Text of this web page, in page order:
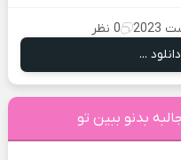
0 نظر
...
بدنو ببین تو